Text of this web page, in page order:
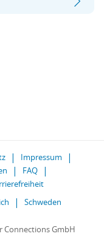
Impressum
FAQ
Schweden
Connections GmbH